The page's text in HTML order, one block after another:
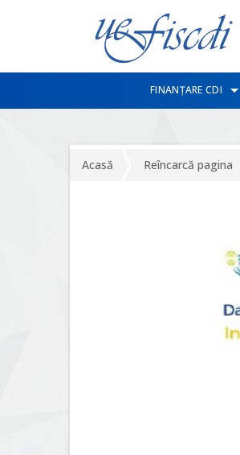
FINANȚARE CDI
Acasă Reîncarcă pagina